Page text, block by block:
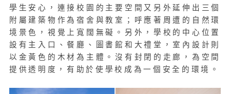
學生安心，連接校園的主要空間又另外延伸出三個
附屬建築物作為宿舍與教室；呼應著周遭的自然環
境景色，視覺上寬闊無礙。另外，學校的中心位置
設有主入口、餐廳、圖書館和大禮堂，室內設計則
以金黃色的木材為主體。沒有封閉的走廊，為空間
提供透明度，有助於使學校成為一個安全的環境。